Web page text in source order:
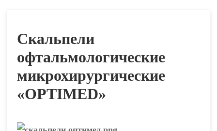
Скальпели
офтальмологические
микрохирургические
«OPTIMED»